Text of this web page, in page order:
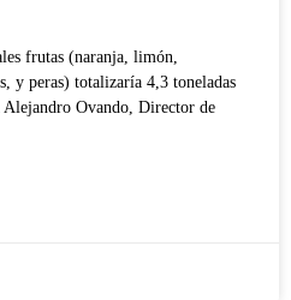
frutas (naranja, limón,
y peras) totalizaría 4,3 toneladas
Ovando, Director de